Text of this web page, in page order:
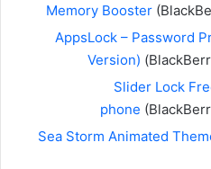
Memory Booster
AppsLock – Password
Version)
Slider Lock
phone
Sea Storm Animated